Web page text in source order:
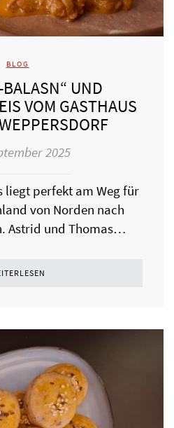
BLOG
UND
VOM GASTHAUS
2025
liegt perfekt am Weg für
von Norden nach
Astrid und Thomas…